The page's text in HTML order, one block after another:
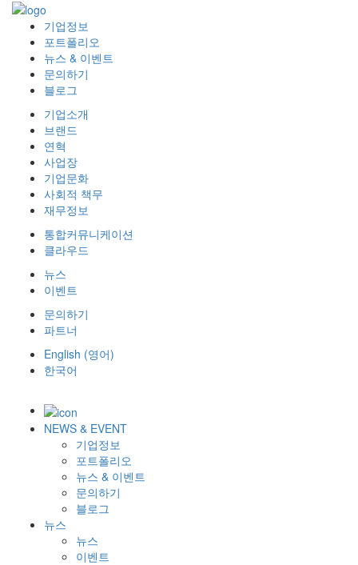
기업정보
포트폴리오
뉴스 & 이벤트
문의하기
블로그
기업소개
브랜드
연혁
사업장
기업문화
사회적 책무
재무정보
통합커뮤니케이션
클라우드
뉴스
이벤트
문의하기
파트너
English (영어)
한국어
NEWS & EVENT
기업정보
포트폴리오
뉴스 & 이벤트
문의하기
블로그
뉴스
뉴스
이벤트